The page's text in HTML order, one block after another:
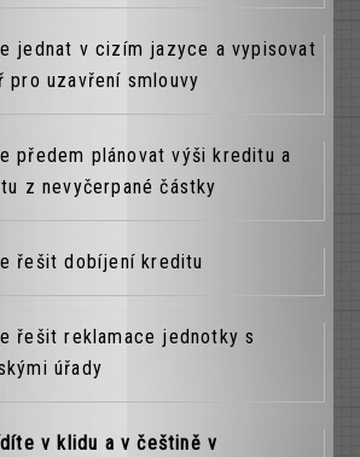
jednat v cizím jazyce a vypisovat
pro uzavření smlouvy
předem plánovat výši kreditu a
z nevyčerpané částky
řešit dobíjení kreditu
řešit reklamace jednotky s
úřady
v klidu a v češtině v